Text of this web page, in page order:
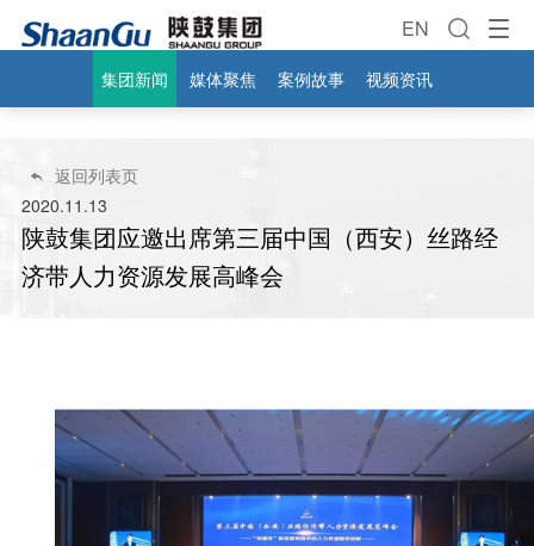
EN
集团新闻 媒体聚焦 案例故事 视频资讯

返回列表页
2020.11.13
陕鼓集团应邀出席第三届中国（西安）丝路经
济带人力资源发展高峰会